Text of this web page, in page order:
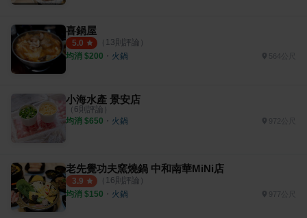
喜鍋屋
5.0 （ 13則評論）
均消 $200 ・ 火鍋 564公尺
小海水產 景安店
（ 6則評論）
均消 $650 ・ 火鍋
老先覺功夫窯燒鍋 中和南華MiNi店
3.9 （ 16則評論）
均消 $150 ・ 火鍋